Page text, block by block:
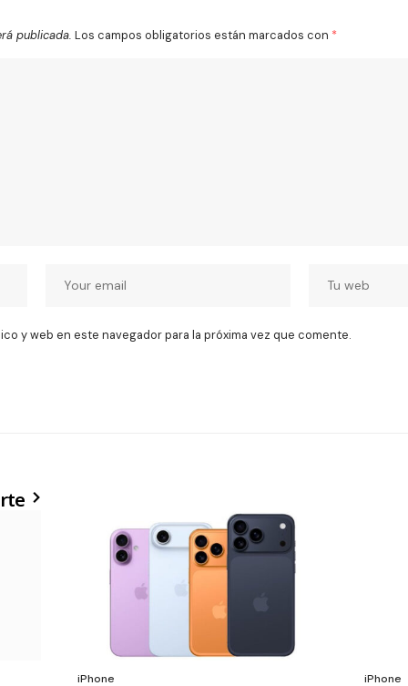
publicada. Los campos obligatorios están marcados con *
y web en este navegador para la próxima vez que comente.
iPhone iPhone